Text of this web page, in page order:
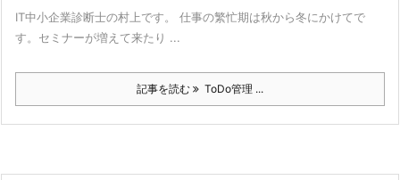
IT中小企業診断士の村上です。 仕事の繁忙期は秋から冬にかけてで
す。セミナーが増えて来たり ...
記事を読む ToDo管理 ...